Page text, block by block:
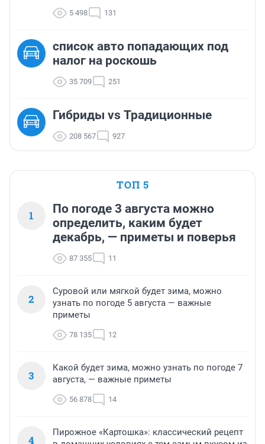
5 498 131
список авто попадающих под
налог на роскошь
35 709 251
Гибриды vs Традиционные
208 567 927
ТОП 5
1
По погоде 3 августа можно
определить, каким будет
декабрь, — приметы и поверья
87 355 11
2
Суровой или мягкой будет зима, можно
узнать по погоде 5 августа — важные
приметы
78 135 12
3
Какой будет зима, можно узнать по погоде 7
августа, — важные приметы
56 878 14
4
Пирожное «Картошка»: классический рецепт